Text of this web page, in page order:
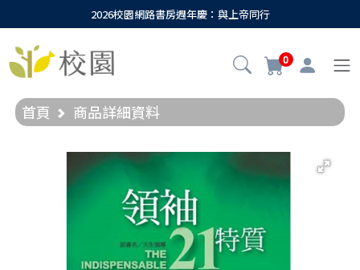
2026校園網路書房週年慶：與上帝同行
0
首頁 商品詳細資料